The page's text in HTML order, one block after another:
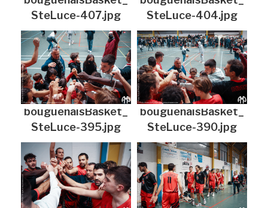
SteLuce-407.jpg
SteLuce-404.jpg
bouguenaisBasket_
SteLuce-395.jpg
bouguenaisBasket_
SteLuce-390.jpg